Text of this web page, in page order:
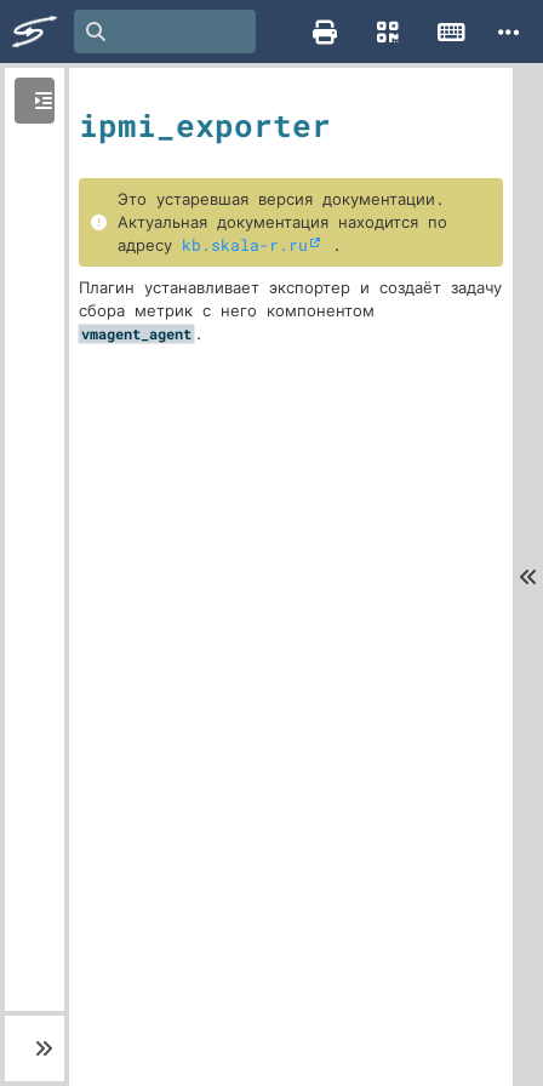
ipmi_exporter
Это устаревшая версия документации.
Актуальная документация находится по
адресу kb.skala-r.ru
.
Плагин устанавливает экспортер и создаёт задачу
сбора метрик с него компонентом
vmagent_agent .